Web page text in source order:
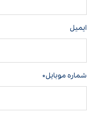
ایمیل
شماره موبایل*